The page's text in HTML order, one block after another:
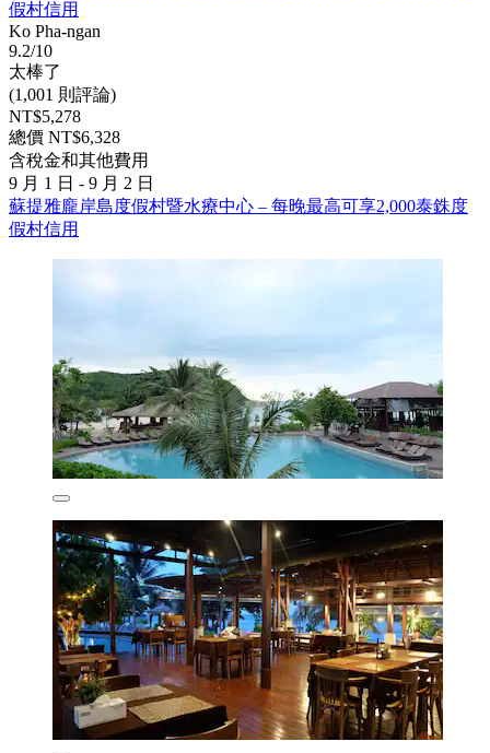
假村信用
Ko Pha-ngan
9.2/10
太棒了
(1,001 則評論)
NT$5,278
總價 NT$6,328
含稅金和其他費用
9 月 1 日 - 9 月 2 日
蘇提雅龐岸島度假村暨水療中心 – 每晚最高可享2,000泰銖度
假村信用